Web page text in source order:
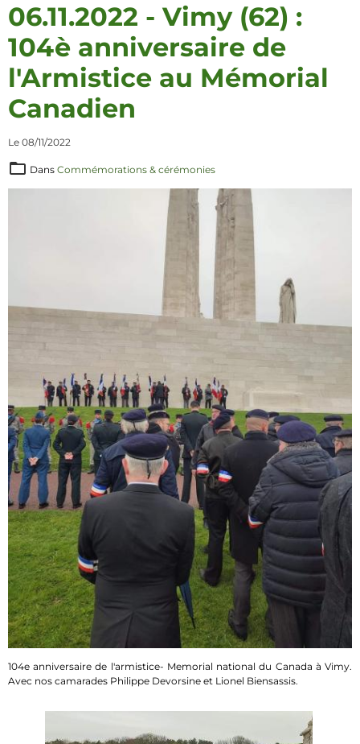
06.11.2022 - Vimy (62) :
104è anniversaire de
l'Armistice au Mémorial
Canadien
Le 08/11/2022
Dans Commémorations & cérémonies
104e anniversaire de l'armistice- Memorial national du Canada à Vimy.
Avec nos camarades Philippe Devorsine et Lionel Biensassis.